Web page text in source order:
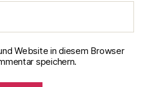
Website in diesem Browser
speichern.